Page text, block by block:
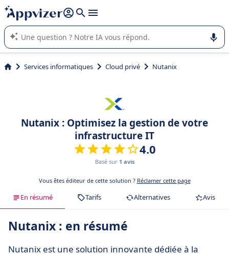
répondre (plusieurs lignes avec
L'IA de Appvizer vous guide dans l'utilisation ou la sélection de
logiciel SaaS en entreprise.
Services informatiques Cloud privé Nutanix
Nutanix : Optimisez la gestion de votre
infrastructure IT
4.0
Basé sur 1 avis
Vous êtes éditeur de cette solution ? Réclamer cette page
En résumé Tarifs Alternatives Avis
Nutanix : en résumé
Nutanix est une solution innovante dédiée à la